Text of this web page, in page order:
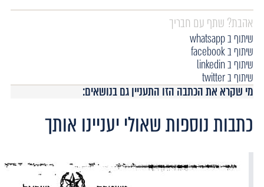
אהבת? שתף עם חבריך
שיתוף ב whatsapp
שיתוף ב facebook
שיתוף ב linkedin
שיתוף ב twitter
מי שקרא את הכתבה הזו התעניין גם בנושאים:
כתבות נוספות שאולי יעניינו אותך